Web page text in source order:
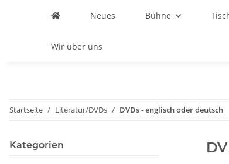
Neues Bühne
Wir über uns
Startseite Literatur/DVDs DVDs - englisch oder deutsch
Kategorien